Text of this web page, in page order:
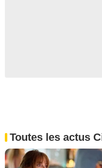
Toutes les actus